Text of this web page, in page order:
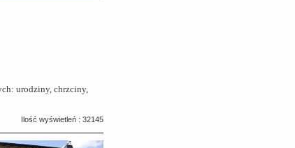
urodziny, chrzciny,
Ilość wyświetleń : 32145